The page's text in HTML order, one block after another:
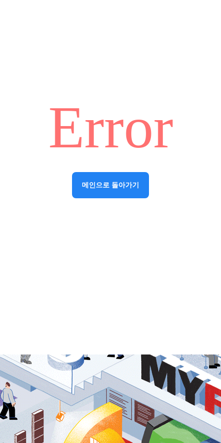
Error
메인으로 돌아가기